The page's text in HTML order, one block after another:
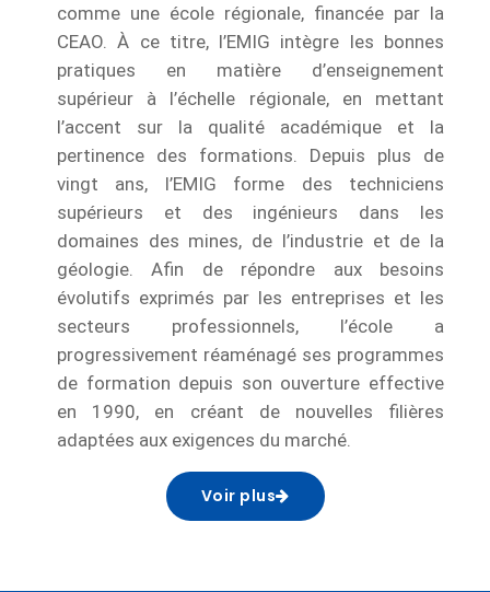
comme une école régionale, financée par la
CEAO. À ce titre, l’EMIG intègre les bonnes
pratiques en matière d’enseignement
supérieur à l’échelle régionale, en mettant
l’accent sur la qualité académique et la
pertinence des formations. Depuis plus de
vingt ans, l’EMIG forme des techniciens
supérieurs et des ingénieurs dans les
domaines des mines, de l’industrie et de la
géologie. Afin de répondre aux besoins
évolutifs exprimés par les entreprises et les
secteurs professionnels, l’école a
progressivement réaménagé ses programmes
de formation depuis son ouverture effective
en 1990, en créant de nouvelles filières
adaptées aux exigences du marché.
Voir plus